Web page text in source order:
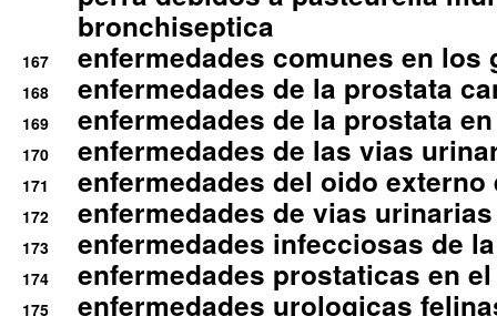
bronchiseptica
167 enfermedades comunes en los
168 enfermedades de la prostata
169 enfermedades de la prostata
170 enfermedades de las vias
171 enfermedades del oido
172 enfermedades de vias
173 enfermedades infecciosas de
174 enfermedades prostaticas en
175 enfermedades urologicas